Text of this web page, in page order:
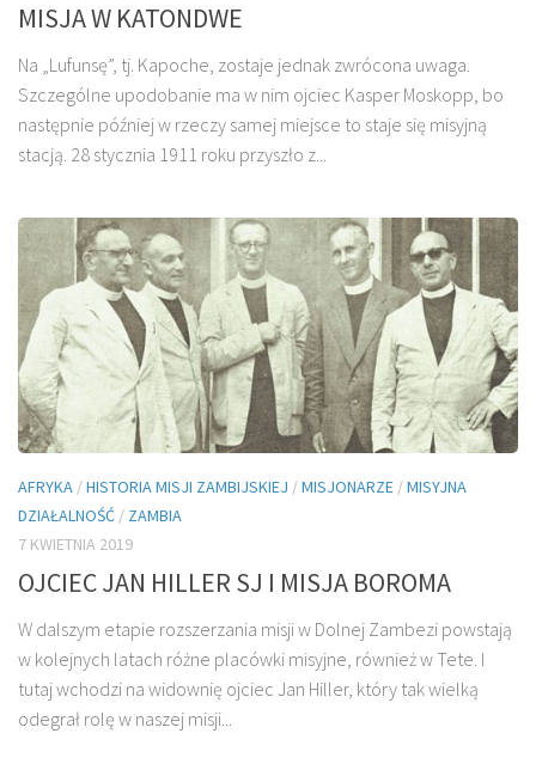
MISJA W KATONDWE
Na „Lufunsę”, tj. Kapoche, zostaje jednak zwrócona uwaga.
Szczególne upodobanie ma w nim ojciec Kasper Moskopp, bo
następnie później w rzeczy samej miejsce to staje się misyjną
stacją. 28 stycznia 1911 roku przyszło z...
AFRYKA /HISTORIA MISJI ZAMBIJSKIEJ /MISJONARZE /MISYJNA
DZIAŁALNOŚĆ / ZAMBIA
7 KWIETNIA 2019
OJCIEC JAN HILLER SJ I MISJA BOROMA
W dalszym etapie rozszerzania misji w Dolnej Zambezi powstają
w kolejnych latach różne placówki misyjne, również w Tete. I
tutaj wchodzi na widownię ojciec Jan Hiller, który tak wielką
odegrał rolę w naszej misji...